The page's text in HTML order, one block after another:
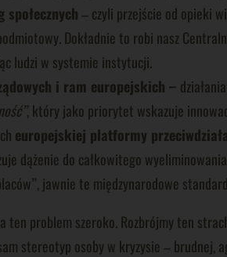
– czyli przejście od opieki
Dokładnie to robi nasz
ludzi w systemie instytucji.
i ram europejskich –
, który jako priorytet wskazuje
europejskiej platformy
dążenie do całkowitego
jawnie te międzynarodowe
problem szeroko. Rozbrójmy ten
stereotyp osoby w kryzysie –